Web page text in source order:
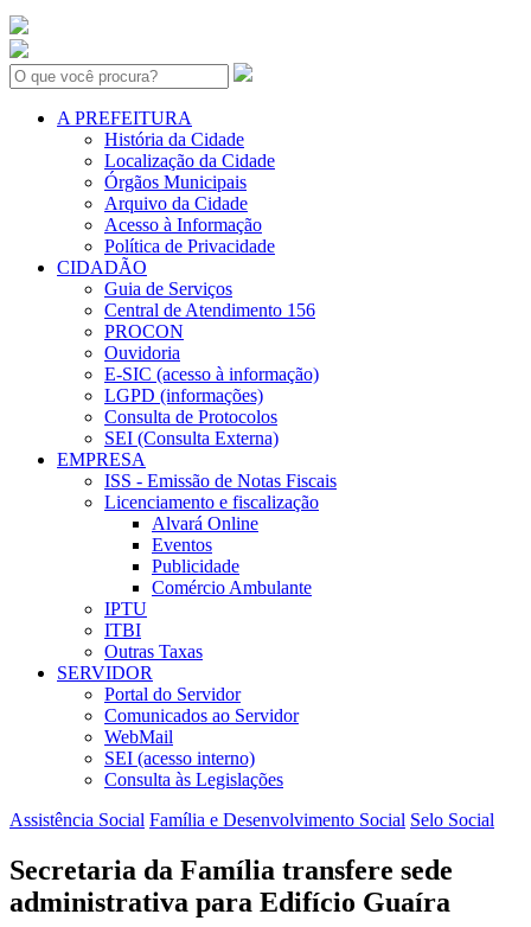
Search:
A PREFEITURA
História da Cidade
Localização da Cidade
Órgãos Municipais
Arquivo da Cidade
Acesso à Informação
Política de Privacidade
CIDADÃO
Guia de Serviços
Central de Atendimento 156
PROCON
Ouvidoria
E-SIC (acesso à informação)
LGPD (informações)
Consulta de Protocolos
SEI (Consulta Externa)
EMPRESA
ISS - Emissão de Notas Fiscais
Licenciamento e fiscalização
Alvará Online
Eventos
Publicidade
Comércio Ambulante
IPTU
ITBI
Outras Taxas
SERVIDOR
Portal do Servidor
Comunicados ao Servidor
WebMail
SEI (acesso interno)
Consulta às Legislações
Assistência Social Família e Desenvolvimento Social Selo Social
Secretaria da Família transfere sede
administrativa para Edifício Guaíra